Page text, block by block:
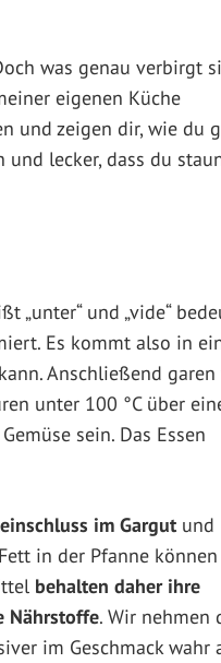
was genau verbirgt
eigenen Küche
und zeigen dir, wie du
lecker, dass du
„unter“ und „vide“
Es kommt also in
Anschließend
unter 100 °C über
sein. Das Essen
im Gargut und
in der Pfanne können
behalten daher ihre
Nährstoffe. Wir nehmen
im Geschmack wahr